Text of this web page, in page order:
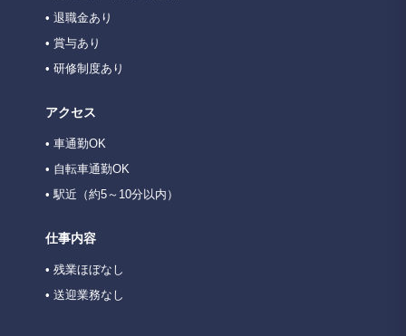
• 退職金あり
• 賞与あり
• 研修制度あり
アクセス
• 車通勤OK
• 自転車通勤OK
• 駅近（約5～10分以内）
仕事内容
• 残業ほぼなし
• 送迎業務なし